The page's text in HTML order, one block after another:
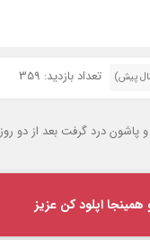
تعداد بازدید: 359
پدر بنده 84سال سن دارن و
همینجا اپلود کن عزیز